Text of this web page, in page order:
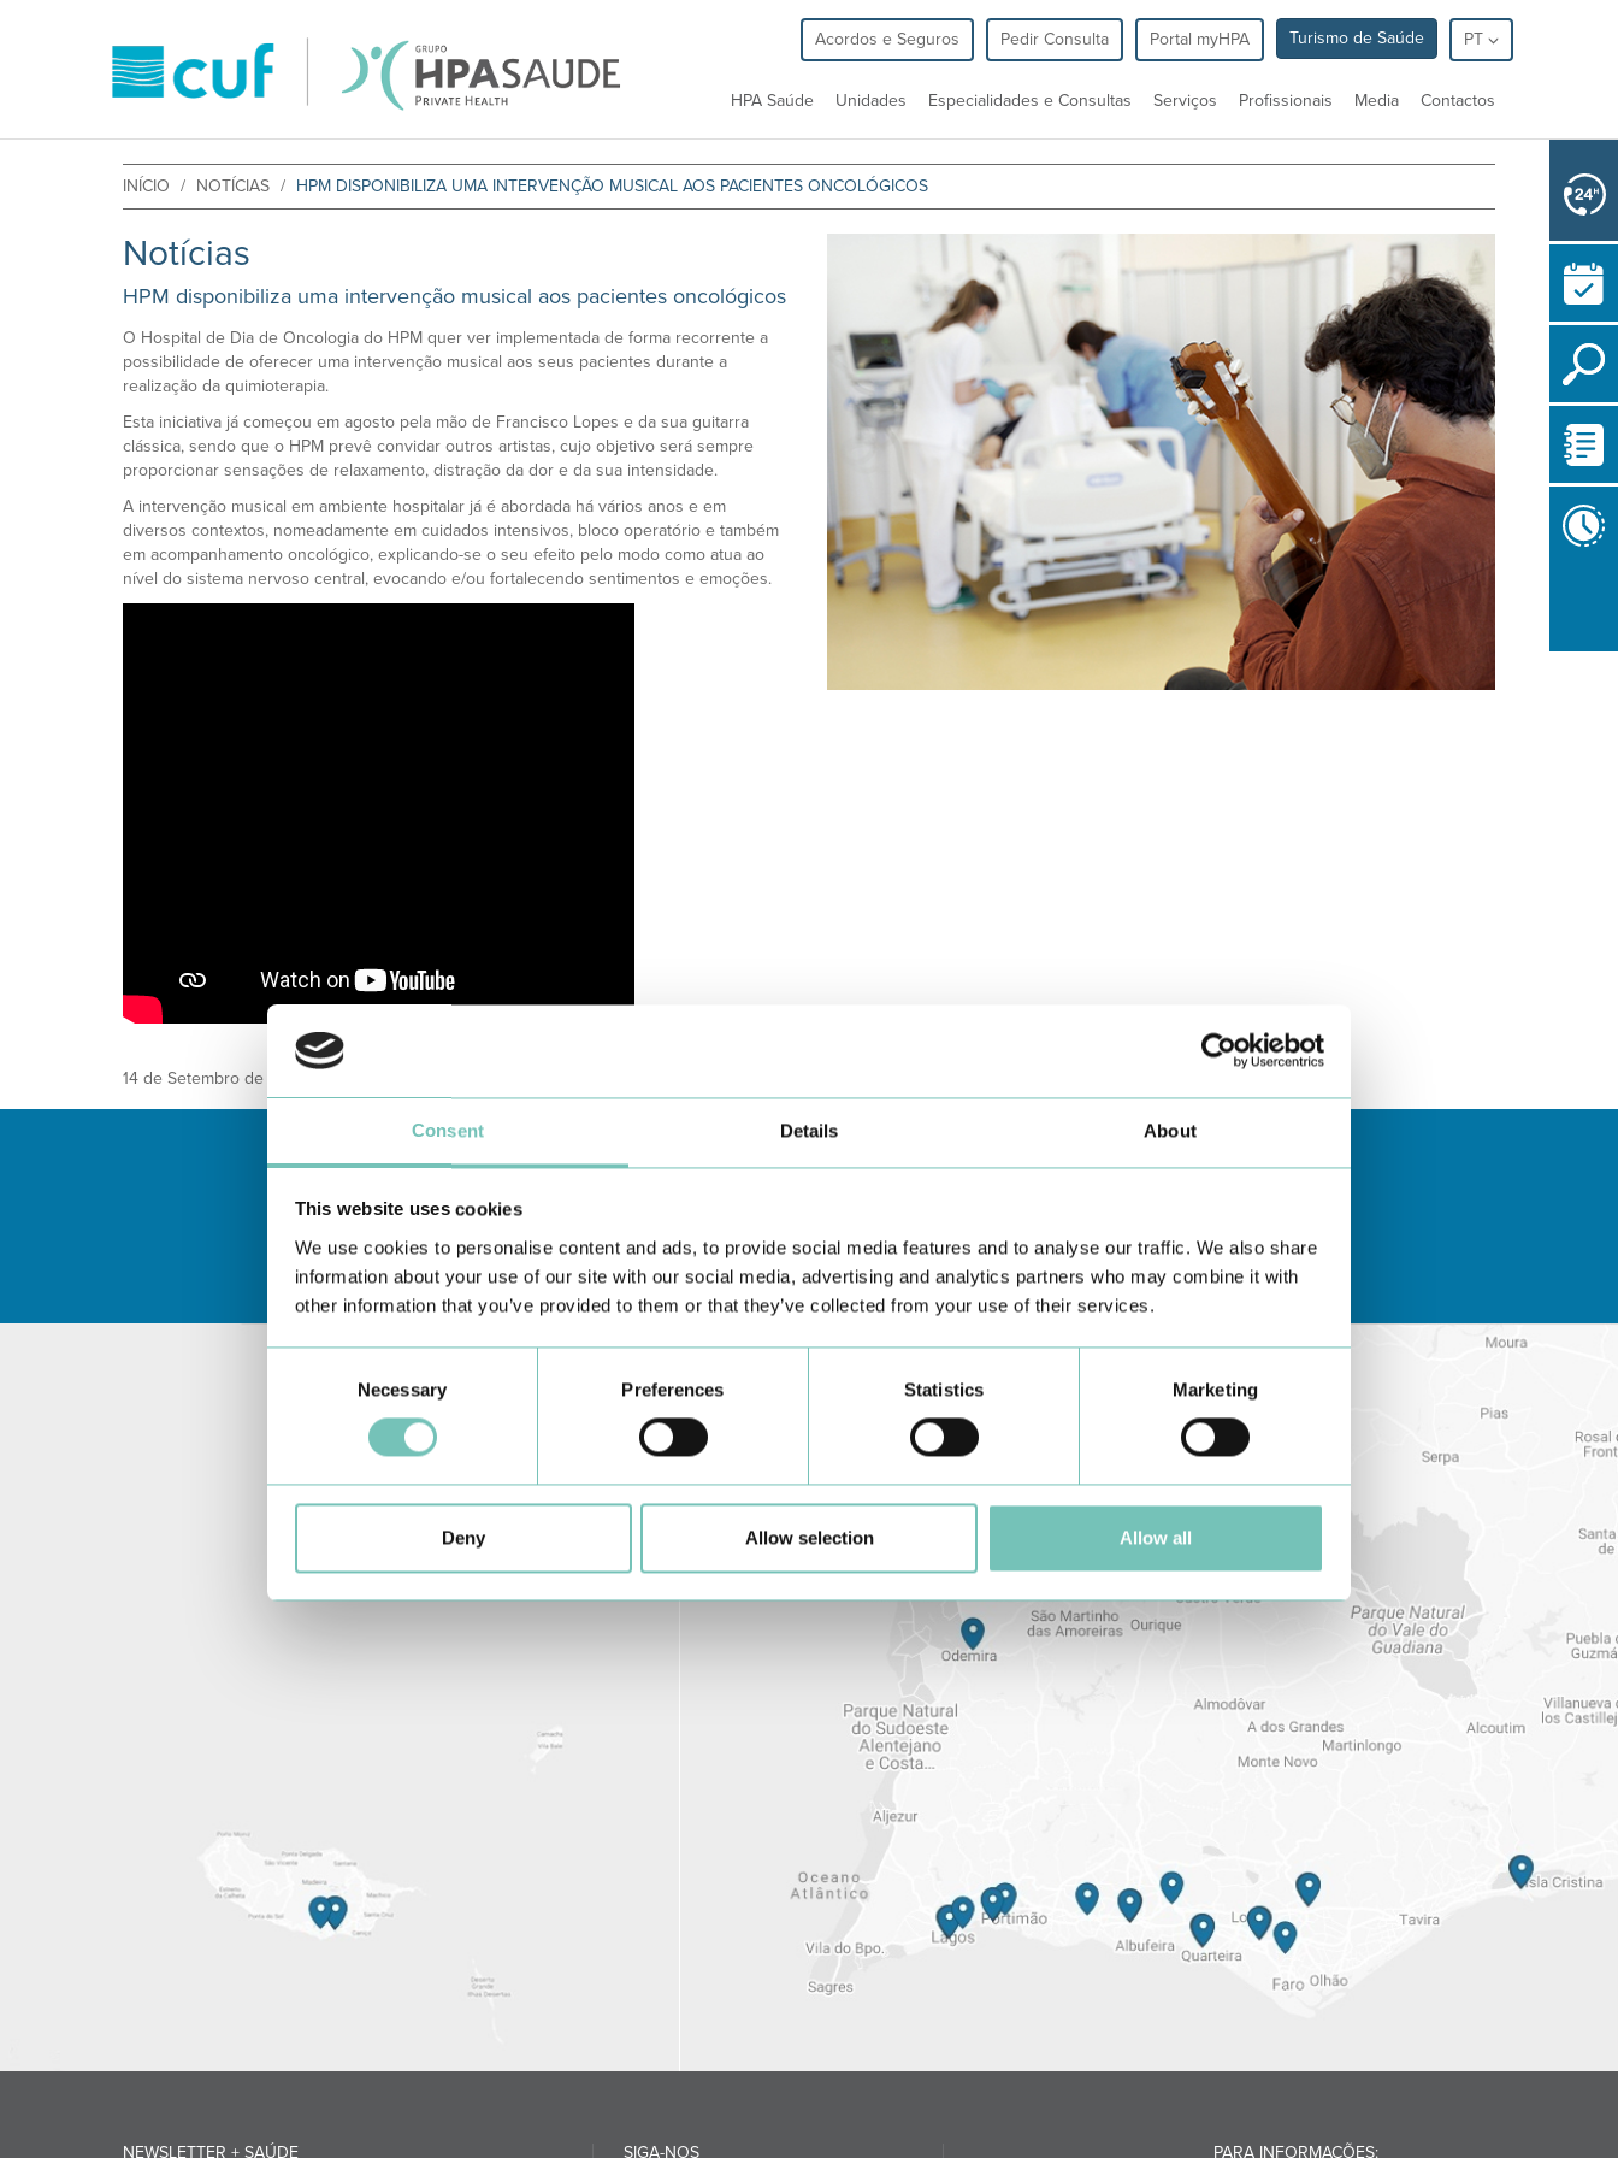
Consent Details About
This website uses cookies
We use cookies to personalise content and ads, to provide social media features and to analyse our traffic. We also share
information about your use of our site with our social media, advertising and analytics partners who may combine it with
other information that you’ve provided to them or that they’ve collected from your use of their services.
Necessary Preferences Statistics Marketing
Deny Allow selection Allow all
Acordos e Seguros Pedir Consulta Portal myHPA Turismo de Saúde PT
HPA Saúde Unidades Especialidades e Consultas Serviços Profissionais Media Contactos
INÍCIO NOTÍCIAS HPM DISPONIBILIZA UMA INTERVENÇÃO MUSICAL AOS PACIENTES ONCOLÓGICOS
Notícias
HPM disponibiliza uma intervenção musical aos pacientes oncológicos
O Hospital de Dia de Oncologia do HPM quer ver implementada de forma recorrente a
possibilidade de oferecer uma intervenção musical aos seus pacientes durante a
realização da quimioterapia.
Esta iniciativa já começou em agosto pela mão de Francisco Lopes e da sua guitarra
clássica, sendo que o HPM prevê convidar outros artistas, cujo objetivo será sempre
proporcionar sensações de relaxamento, distração da dor e da sua intensidade.
A intervenção musical em ambiente hospitalar já é abordada há vários anos e em
diversos contextos, nomeadamente em cuidados intensivos, bloco operatório e também
em acompanhamento oncológico, explicando-se o seu efeito pelo modo como atua ao
nível do sistema nervoso central, evocando e/ou fortalecendo sentimentos e emoções.
14 de Setembro de 2021
Conheça todas as Unidades de saúde CUFaqui
NEWSLETTER + SAÚDE SIGA-NOS PARA INFORMAÇÕES: